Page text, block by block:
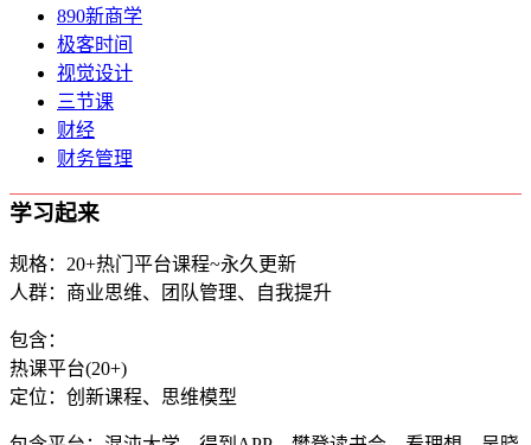
890新商学
极客时间
视觉设计
三节课
财经
财务管理
学习起来
规格：20+热门平台课程~永久更新
人群：商业思维、团队管理、自我提升
包含：
热课平台(20+)
定位：创新课程、思维模型